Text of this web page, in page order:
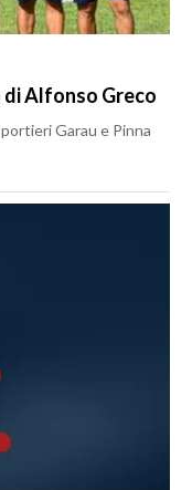
Alfonso Greco
Garau e Pinna